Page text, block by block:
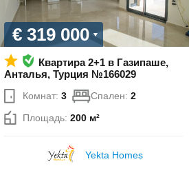
€ 319 000
Квартира 2+1 в Газипаше,
Анталья, Турция №166029
Комнат: 3 Спален: 2
Площадь: 200 м²
Yekta Homes